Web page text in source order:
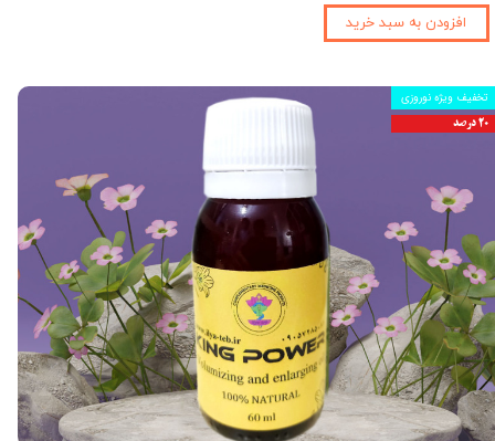
افزودن به سبد خرید
تخفیف ویژه نوروزی
۲۰ درصد